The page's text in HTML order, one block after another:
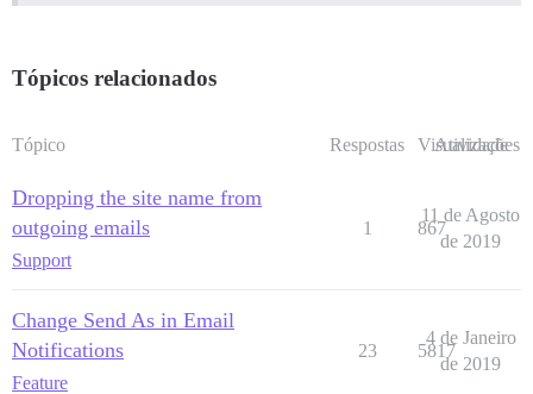
Tópicos relacionados
Tópico Respostas Visualizações
Atividade
Dropping the site name from
outgoing emails
Support
1 867
11 de Agosto
de 2019
Change Send As in Email
Notifications
Feature
23 5817
4 de Janeiro
de 2019